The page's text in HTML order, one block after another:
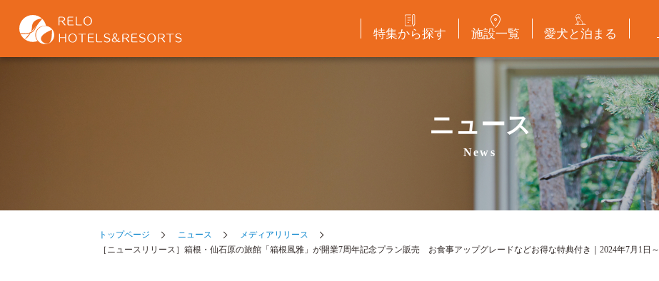
特集から探す 施設一覧 愛犬と泊まる
ニュース
News
トップページ ニュース
メディアリリース
［ニュースリリース］箱根・仙石原の旅館「箱根風雅」が開業7周年記念プラン販売 お食事アップグレードなどお得な特典付き｜2024年7月1日～